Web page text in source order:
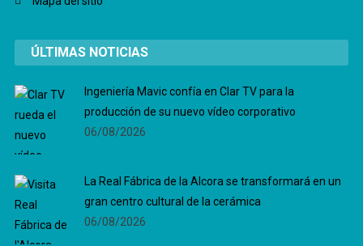
ÚLTIMAS NOTICIAS
Ingeniería Mavic confía en Clar TV para la
producción de su nuevo vídeo corporativo
06/08/2026
La Real Fábrica de la Alcora se transformará en un
gran centro cultural de la cerámica
06/08/2026